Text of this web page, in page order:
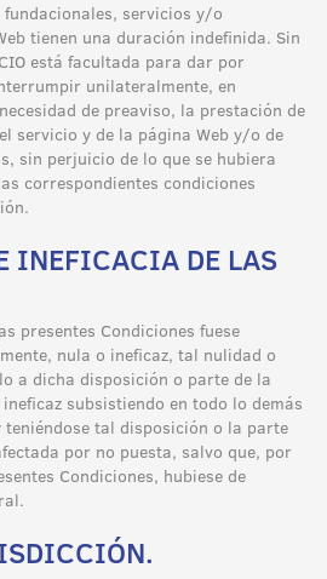
servicios y/o
tienen una duración indefinida. Sin
está facultada para dar por
unilateralmente, en
de preaviso, la prestación de
servicio y de la página Web y/o de
sin perjuicio de lo que se hubiera
correspondientes condiciones
INEFICACIA DE LAS
presentes Condiciones fuese
nula o ineficaz, tal nulidad o
a dicha disposición o parte de la
subsistiendo en todo lo demás
teniéndose tal disposición o la parte
por no puesta, salvo que, por
Condiciones, hubiese de